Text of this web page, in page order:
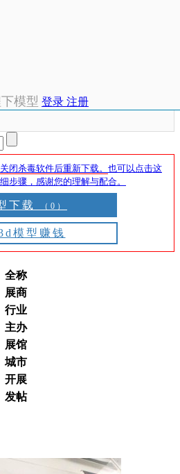
模型 登录 注册
闭杀毒软件后重新下载。 也可以点击这
步骤，感谢您的理解与配合。
下载 （0）
模型赚钱
全称
展商
行业
主办
展馆
城市
开展
发帖